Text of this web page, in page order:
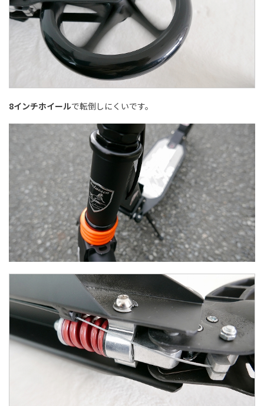
8インチホイールで転倒しにくいです。